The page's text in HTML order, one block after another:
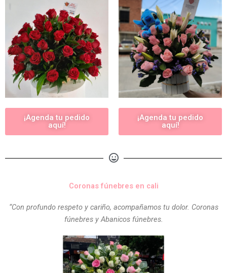
¡Agenda tu pedido
aquí!
¡Agenda tu pedido
aquí!
Coronas fúnebres en cali
“Con profundo respeto y cariño, acompañamos tu dolor. Coronas
fúnebres y Abanicos fúnebres.